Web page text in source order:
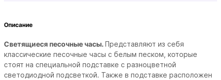
Описание
Светящиеся песочные часы.Представляют из себя
классические песочные часы с белым песком, которые
стоят на специальной подставке с разноцветной
светодиодной подсветкой. Также в подставке расположен